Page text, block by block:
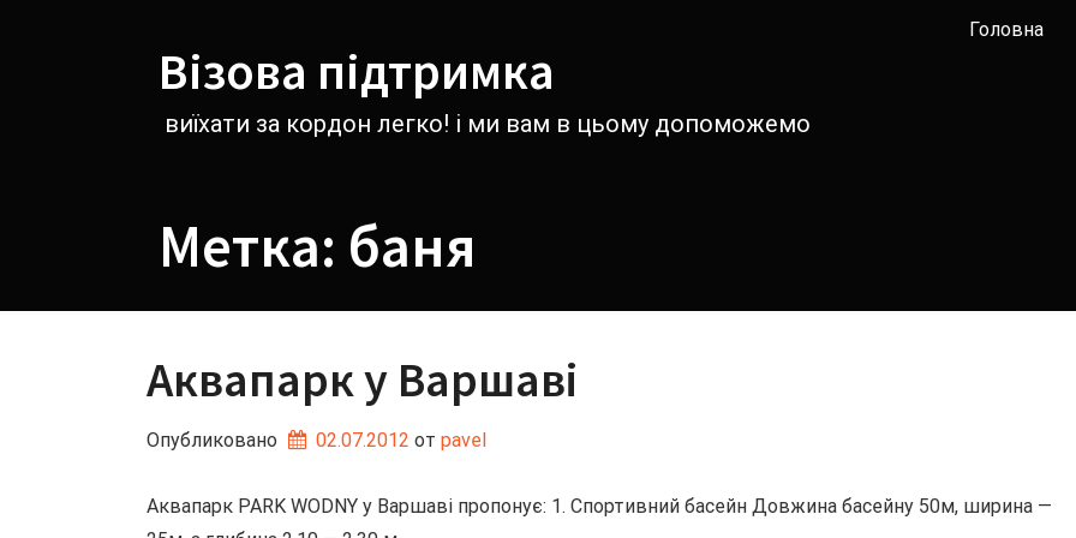
Візова підтримка
виїхати за кордон легко! і ми вам в цьому допоможемо
Головна
Метка: баня
Аквапарк у Варшаві
Опубликовано 02.07.2012 от pavel
Аквапарк PARK WODNY у Варшаві пропонує: 1. Спортивний басейн Довжина басейну 50м, ширина —